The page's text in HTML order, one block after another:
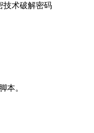
技术破解密码
本。